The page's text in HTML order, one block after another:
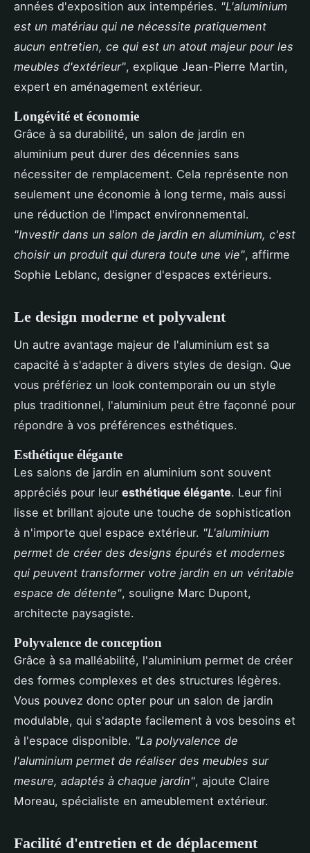
années d'exposition aux intempéries. "L'aluminium
est un matériau qui ne nécessite pratiquement
aucun entretien, ce qui est un atout majeur pour les
meubles d'extérieur", explique Jean-Pierre Martin,
expert en aménagement extérieur.
Longévité et économie
Grâce à sa durabilité, un salon de jardin en
aluminium peut durer des décennies sans
nécessiter de remplacement. Cela représente non
seulement une économie à long terme, mais aussi
une réduction de l'impact environnemental.
"Investir dans un salon de jardin en aluminium, c'est
choisir un produit qui durera toute une vie", affirme
Sophie Leblanc, designer d'espaces extérieurs.
Le design moderne et polyvalent
Un autre avantage majeur de l'aluminium est sa
capacité à s'adapter à divers styles de design. Que
vous préfériez un look contemporain ou un style
plus traditionnel, l'aluminium peut être façonné pour
répondre à vos préférences esthétiques.
Esthétique élégante
Les salons de jardin en aluminium sont souvent
appréciés pour leur esthétique élégante. Leur fini
lisse et brillant ajoute une touche de sophistication
à n'importe quel espace extérieur. "L'aluminium
permet de créer des designs épurés et modernes
qui peuvent transformer votre jardin en un véritable
espace de détente", souligne Marc Dupont,
architecte paysagiste.
Polyvalence de conception
Grâce à sa malléabilité, l'aluminium permet de créer
des formes complexes et des structures légères.
Vous pouvez donc opter pour un salon de jardin
modulable, qui s'adapte facilement à vos besoins et
à l'espace disponible. "La polyvalence de
l'aluminium permet de réaliser des meubles sur
mesure, adaptés à chaque jardin", ajoute Claire
Moreau, spécialiste en ameublement extérieur.
Facilité d'entretien et de déplacement